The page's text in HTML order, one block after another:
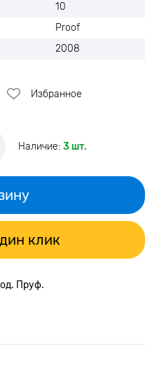
10
Proof
2008
Избранное
Наличие: 3 шт.
клик
Пруф.